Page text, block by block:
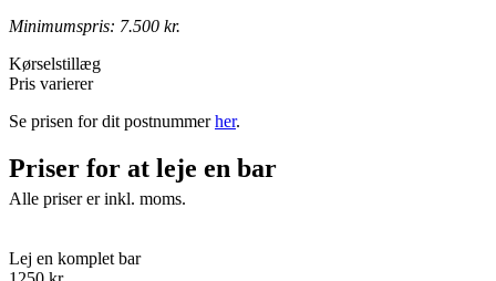
Minimumspris: 7.500 kr.
Kørselstillæg
Pris varierer
Se prisen for dit postnummerher.
Priser for at leje en bar
Alle priser er inkl. moms.
Lej en komplet bar